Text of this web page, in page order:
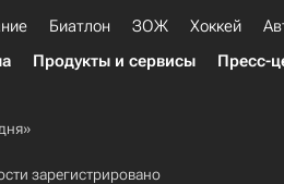
Биатлон ЗОЖ Хоккей
Продукты и сервисы Пресс-
зарегистрировано